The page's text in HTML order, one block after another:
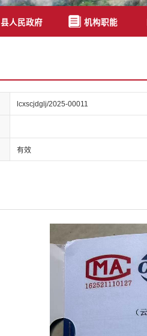
县人民政府 机构职能
lcxscjdglj/2025-00011
有效